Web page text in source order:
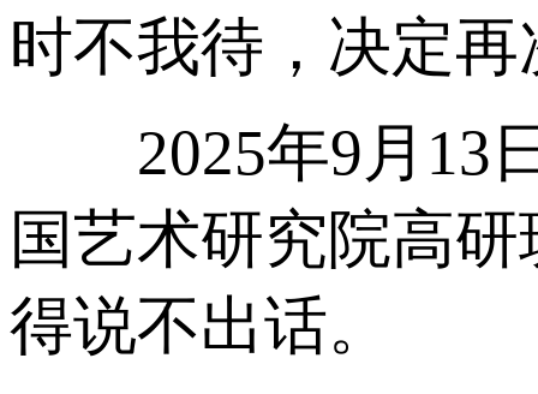
时不我待，决定
2025年9月13日
国艺术研究院高
得说不出话。